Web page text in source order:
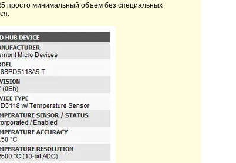
просто минимальный объем без специальных